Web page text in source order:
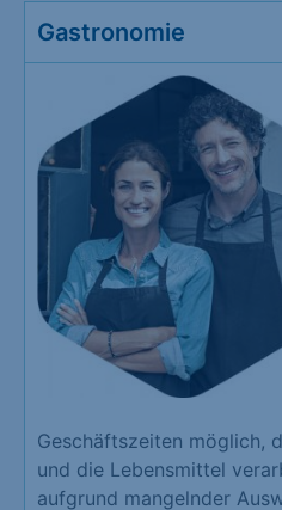
Gastronomie
Geschäftszeiten möglich,
und die Lebensmittel
aufgrund mangelnder